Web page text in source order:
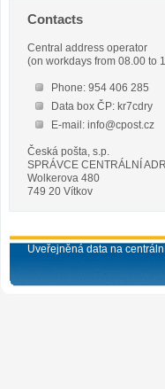
Contacts
Central address operator
(on workdays from 08.00 to
Phone: 954 406 285
Data box ČP: kr7cdry
E-mail: info@cpost.cz
Česká pošta, s.p.
SPRÁVCE CENTRÁLNÍ
Wolkerova 480
749 20 Vítkov
Uveřejněná data na